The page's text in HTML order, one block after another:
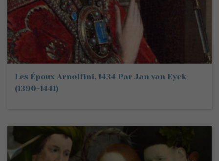
Les Époux Arnolfini, 1434 Par Jan van Eyck
(1390-1441)